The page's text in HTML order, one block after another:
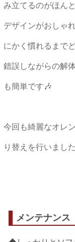
み立てるのがほん
デザインがおしゃ
にかく慣れるまで
錯誤しながらの解
も簡単です🎶
今回も綺麗なオレ
り替えを行いました
メンテナンス